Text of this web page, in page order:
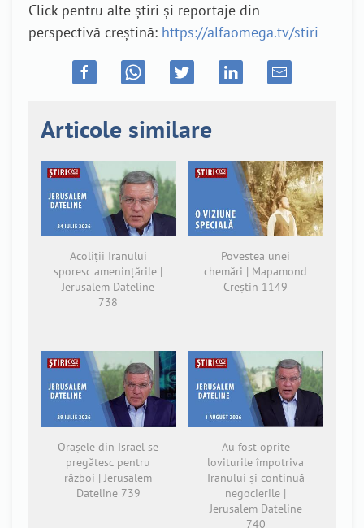
Click pentru alte știri și reportaje din
perspectivă creștină: https://alfaomega.tv/stiri
Articole similare
Acoliții Iranului
sporesc amenințările |
Jerusalem Dateline
738
Povestea unei
chemări | Mapamond
Creștin 1149
Orașele din Israel se
pregătesc pentru
război | Jerusalem
Dateline 739
Au fost oprite
loviturile împotriva
Iranului și continuă
negocierile |
Jerusalem Dateline
740